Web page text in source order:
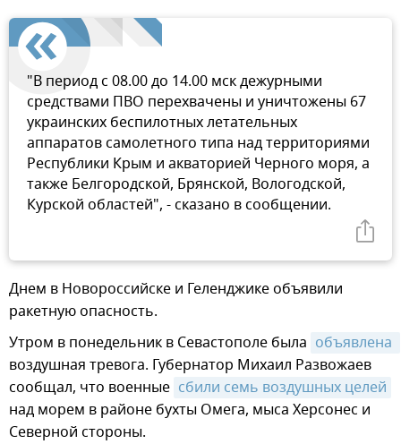
"В период с 08.00 до 14.00 мск дежурными
средствами ПВО перехвачены и уничтожены 67
украинских беспилотных летательных
аппаратов самолетного типа над территориями
Республики Крым и акваторией Черного моря, а
также Белгородской, Брянской, Вологодской,
Курской областей", - сказано в сообщении.
Днем в Новороссийске и Геленджике объявили
ракетную опасность.
Утром в понедельник в Севастополе была
воздушная тревога. Губернатор Михаил Развожаев
сообщал, что военные сбили семь воздушных целей
над морем в районе бухты Омега, мыса Херсонес и
Северной стороны.